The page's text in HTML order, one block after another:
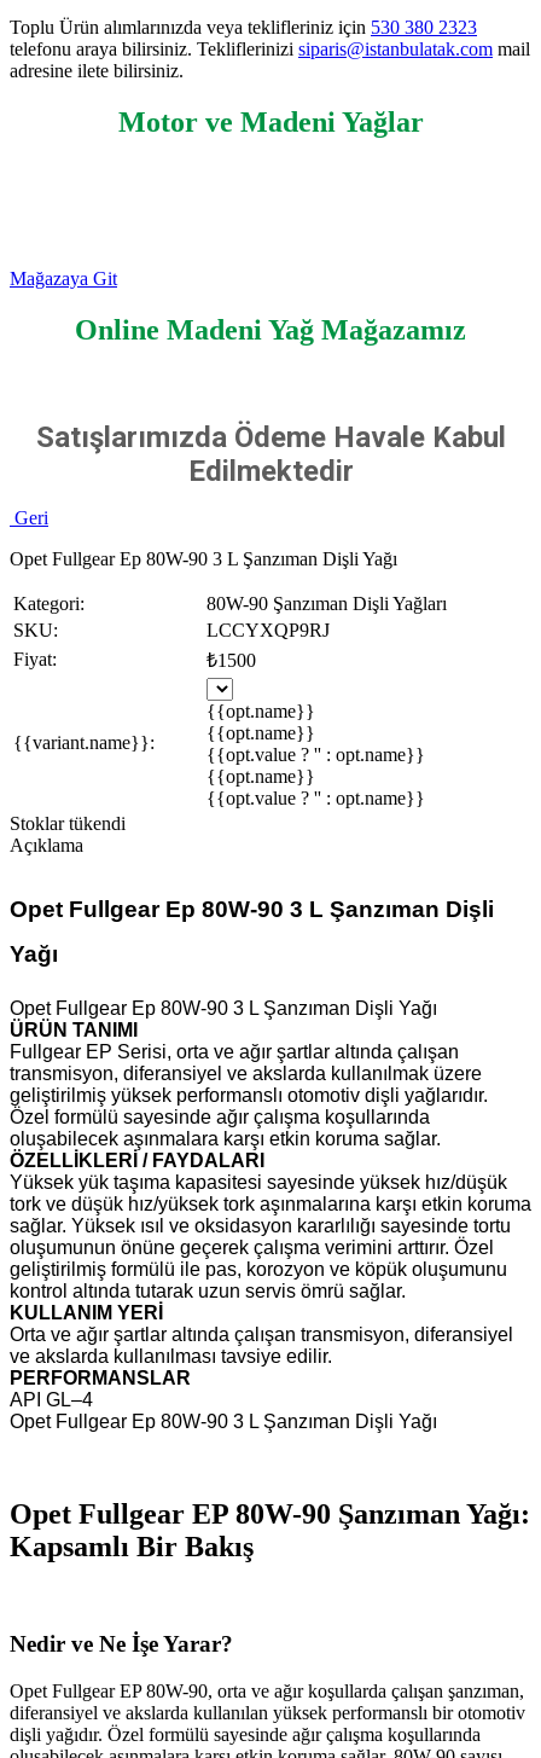
Toplu Ürün alımlarınızda veya teklifleriniz için 530 380 2323
telefonu araya bilirsiniz. Tekliflerinizi siparis@istanbulatak.com mail
adresine ilete bilirsiniz.
Motor ve Madeni Yağlar
Mağazaya Git
Online Madeni Yağ Mağazamız
Satışlarımızda Ödeme Havale Kabul
Edilmektedir
Geri
Opet Fullgear Ep 80W-90 3 L Şanzıman Dişli Yağı
Kategori:
80W-90 Şanzıman Dişli Yağları
SKU:
LCCYXQP9RJ
Fiyat:
₺1500
{{variant.name}}:
{{opt.name}}
{{opt.name}}
{{opt.value ? '' : opt.name}}
{{opt.name}}
{{opt.value ? '' : opt.name}}
Stoklar tükendi
Açıklama
Opet Fullgear Ep 80W-90 3 L Şanzıman Dişli
Yağı
Opet Fullgear Ep 80W-90 3 L Şanzıman Dişli Yağı
ÜRÜN TANIMI
Fullgear EP Serisi, orta ve ağır şartlar altında çalışan
transmisyon, diferansiyel ve akslarda kullanılmak üzere
geliştirilmiş yüksek performanslı otomotiv dişli yağlarıdır.
Özel formülü sayesinde ağır çalışma koşullarında
oluşabilecek aşınmalara karşı etkin koruma sağlar.
ÖZELLİKLERİ / FAYDALARI
Yüksek yük taşıma kapasitesi sayesinde yüksek hız/düşük
tork ve düşük hız/yüksek tork aşınmalarına karşı etkin koruma
sağlar. Yüksek ısıl ve oksidasyon kararlılığı sayesinde tortu
oluşumunun önüne geçerek çalışma verimini arttırır. Özel
geliştirilmiş formülü ile pas, korozyon ve köpük oluşumunu
kontrol altında tutarak uzun servis ömrü sağlar.
KULLANIM YERİ
Orta ve ağır şartlar altında çalışan transmisyon, diferansiyel
ve akslarda kullanılması tavsiye edilir.
PERFORMANSLAR
API GL–4
Opet Fullgear Ep 80W-90 3 L Şanzıman Dişli Yağı
Opet Fullgear EP 80W-90 Şanzıman Yağı:
Kapsamlı Bir Bakış
Nedir ve Ne İşe Yarar?
Opet Fullgear EP 80W-90, orta ve ağır koşullarda çalışan şanzıman,
diferansiyel ve akslarda kullanılan yüksek performanslı birotomotiv
dişli yağıdır. Özel formülü sayesinde ağır çalışma koşullarında